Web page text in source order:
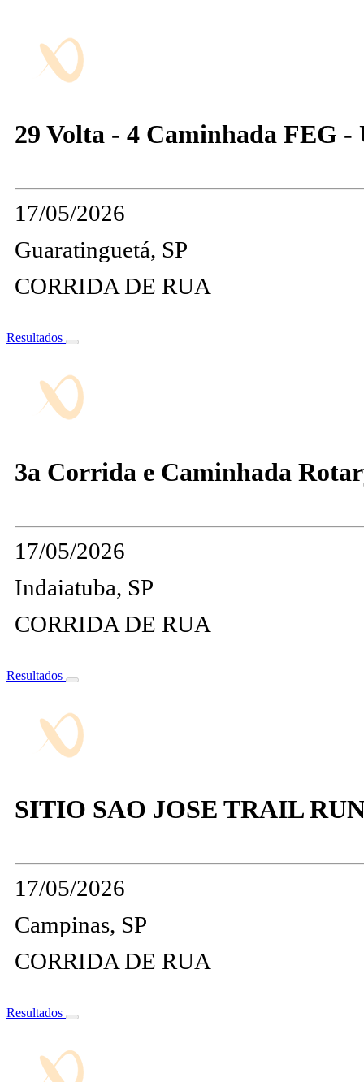
29 Volta - 4 Caminhada FEG -
17/05/2026
Guaratinguetá, SP
CORRIDA DE RUA
Resultados
3a Corrida e Caminhada
17/05/2026
Indaiatuba, SP
CORRIDA DE RUA
Resultados
SITIO SAO JOSE TRAIL
17/05/2026
Campinas, SP
CORRIDA DE RUA
Resultados